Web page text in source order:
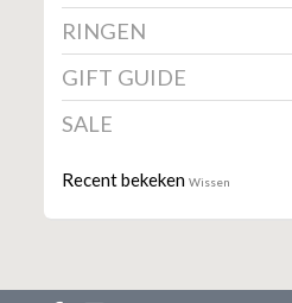
RINGEN
GIFT GUIDE
SALE
Recent bekeken Wissen